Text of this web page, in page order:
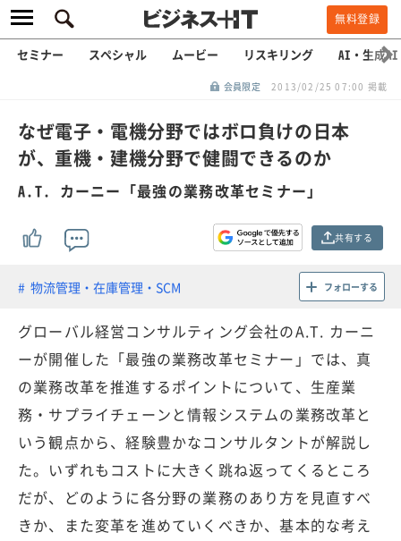
無料登録
セミナー スペシャル ムービー リスキリング AI・生成AI
会員限定 2013/02/25 07:00 掲載
なぜ電子・電機分野ではボロ負けの日本
が、重機・建機分野で健闘できるのか
A.T. カーニー「最強の業務改革セミナー」
共有する
物流管理・在庫管理・SCM フォローする
グローバル経営コンサルティング会社のA.T. カーニ
ーが開催した「最強の業務改革セミナー」では、真
の業務改革を推進するポイントについて、生産業
務・サプライチェーンと情報システムの業務改革と
いう観点から、経験豊かなコンサルタントが解説し
た。いずれもコストに大きく跳ね返ってくるところ
だが、どのように各分野の業務のあり方を見直すべ
きか、また変革を進めていくべきか、基本的な考え